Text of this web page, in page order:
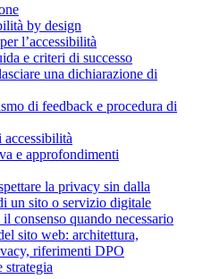
by design
l’accessibilità
e criteri di successo
una dichiarazione di
di feedback e procedura di
e approfondimenti
la privacy sin dalla
un sito o servizio digitale
consenso quando necessario
sito web: architettura,
riferimenti DPO
strategia